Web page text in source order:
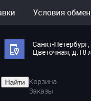
Условия
Санкт-Петербург,
Цветочная, д.18
Найти
Корзина
Заказы